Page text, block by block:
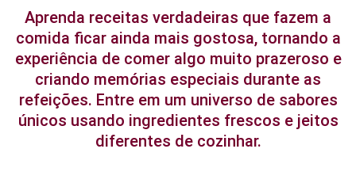
Aprenda receitas verdadeiras que fazem a
comida ficar ainda mais gostosa, tornando a
experiência de comer algo muito prazeroso e
criando memórias especiais durante as
refeições. Entre em um universo de sabores
únicos usando ingredientes frescos e jeitos
diferentes de cozinhar.